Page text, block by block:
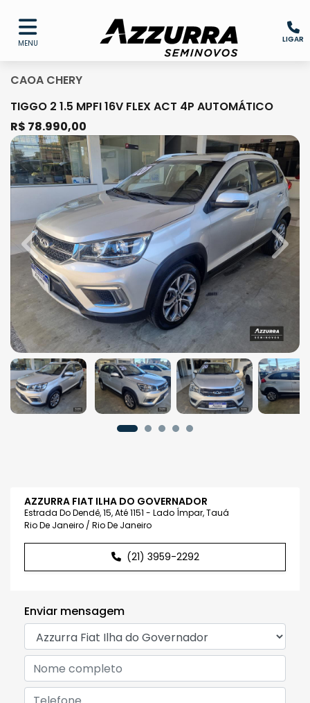
MENU LIGAR
CAOA CHERY
TIGGO 2 1.5 MPFI 16V FLEX ACT 4P AUTOMÁTICO
R$ 78.990,00
Previous Next
AZZURRA FIAT ILHA DO GOVERNADOR
Estrada Do Dendê, 15, Até 1151 - Lado Ímpar, Tauá
Rio De Janeiro / Rio De Janeiro
(21) 3959-2292
Enviar mensagem